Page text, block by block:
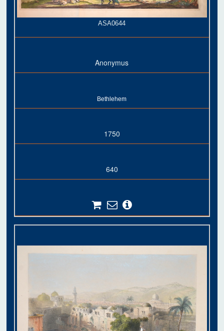
ASA0644
Anonymus
Bethlehem
1750
640